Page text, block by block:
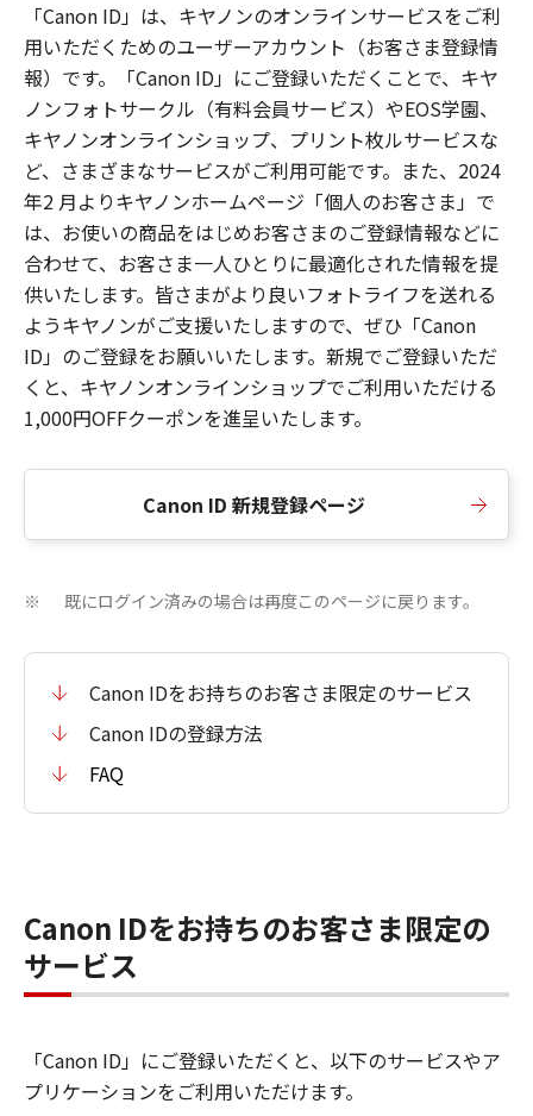
「Canon ID」は、キヤノンのオンラインサービスをご利
用いただくためのユーザーアカウント（お客さま登録情
報）です。「Canon ID」にご登録いただくことで、キヤ
ノンフォトサークル（有料会員サービス）やEOS学園、
キヤノンオンラインショップ、プリント枚ルサービスな
ど、さまざまなサービスがご利用可能です。また、2024
年2 月よりキヤノンホームページ「個人のお客さま」で
は、お使いの商品をはじめお客さまのご登録情報などに
合わせて、お客さま一人ひとりに最適化された情報を提
供いたします。皆さまがより良いフォトライフを送れる
ようキヤノンがご支援いたしますので、ぜひ「Canon
ID」のご登録をお願いいたします。新規でご登録いただ
くと、キヤノンオンラインショップでご利用いただける
1,000円OFFクーポンを進呈いたします。
Canon ID 新規登録ページ
※ 既にログイン済みの場合は再度このページに戻ります。
Canon IDをお持ちのお客さま限定のサービス
Canon IDの登録方法
FAQ
Canon IDをお持ちのお客さま限定の
サービス
「Canon ID」にご登録いただくと、以下のサービスやア
プリケーションをご利用いただけます。